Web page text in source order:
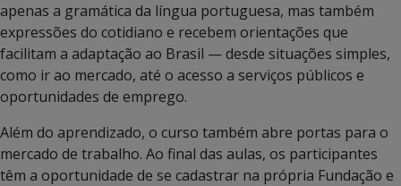
apenas a gramática da língua portuguesa, mas também
expressões do cotidiano e recebem orientações que
facilitam a adaptação ao Brasil — desde situações simples,
como ir ao mercado, até o acesso a serviços públicos e
oportunidades de emprego.
Além do aprendizado, o curso também abre portas para o
mercado de trabalho. Ao final das aulas, os participantes
têm a oportunidade de se cadastrar na própria Fundação e